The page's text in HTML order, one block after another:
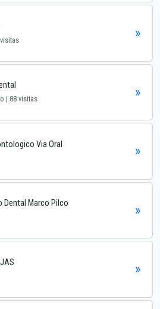
»
| 88 visitas »
Via Oral »
Dental Marco Pilco »
»